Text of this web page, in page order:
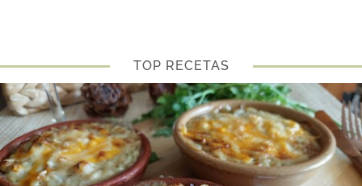
TOP RECETAS